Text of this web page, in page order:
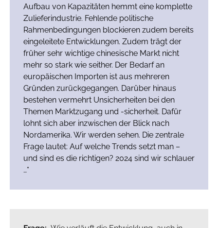
Aufbau von Kapazitäten hemmt eine komplette
Zulieferindustrie. Fehlende politische
Rahmenbedingungen blockieren zudem bereits
eingeleitete Entwicklungen. Zudem trägt der
früher sehr wichtige chinesische Markt nicht
mehr so stark wie seither. Der Bedarf an
europäischen Importen ist aus mehreren
Gründen zurückgegangen. Darüber hinaus
bestehen vermehrt Unsicherheiten bei den
Themen Marktzugang und -sicherheit. Dafür
lohnt sich aber inzwischen der Blick nach
Nordamerika. Wir werden sehen. Die zentrale
Frage lautet: Auf welche Trends setzt man –
und sind es die richtigen? 2024 sind wir schlauer
…“